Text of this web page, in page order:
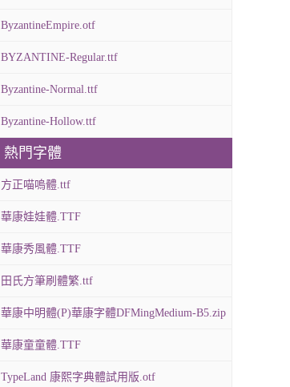
ByzantineEmpire.otf
BYZANTINE-Regular.ttf
Byzantine-Normal.ttf
Byzantine-Hollow.ttf
熱門字體
方正喵嗚體.ttf
華康娃娃體.TTF
華康秀風體.TTF
田氏方筆刷體繁.ttf
華康中明體(P)華康字體DFMingMedium-B5.zip
華康童童體.TTF
TypeLand 康熙字典體試用版.otf